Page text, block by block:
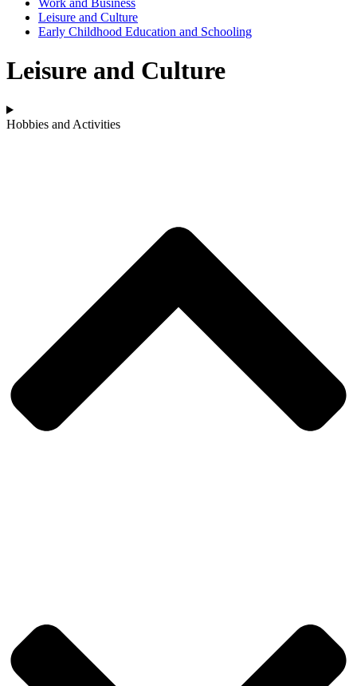
Work and Business
Leisure and Culture
Early Childhood Education and Schooling
Leisure and Culture
Hobbies and Activities